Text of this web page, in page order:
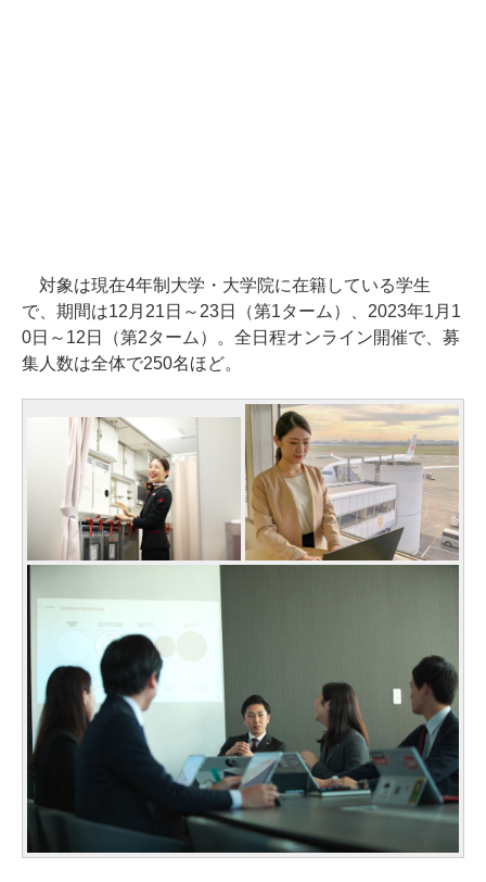
対象は現在4年制大学・大学院に在籍している学生
で、期間は12月21日～23日（第1ターム）、2023年1月1
0日～12日（第2ターム）。全日程オンライン開催で、募
集人数は全体で250名ほど。